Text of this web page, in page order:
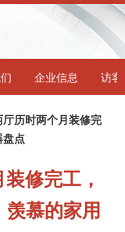
企业信息 访客
厅历时两个月装修完
盘点
修完工，
慕的家用